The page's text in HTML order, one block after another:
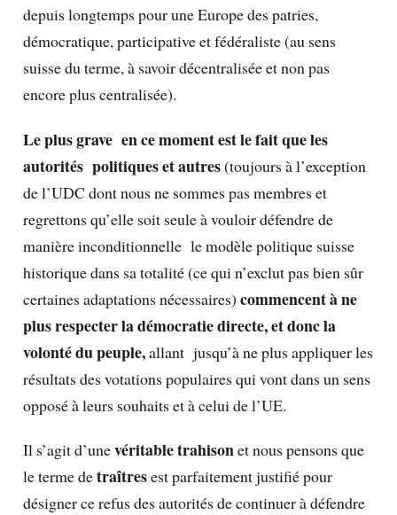
depuis longtemps pour une Europe des patries,
démocratique, participative et fédéraliste (au sens
suisse du terme, à savoir décentralisée et non pas
encore plus centralisée).
Le plus grave en ce moment est le fait que les
autorités politiques et autres(toujours à l’exception
de l’UDC dont nous ne sommes pas membres et
regrettons qu’elle soit seule à vouloir défendre de
manière inconditionnelle le modèle politique suisse
historique dans sa totalité (ce qui n’exclut pas bien sûr
certaines adaptations nécessaires) commencent à ne
plus respecter la démocratie directe, et donc la
volonté du peuple,allant jusqu’à ne plus appliquer les
résultats des votations populaires qui vont dans un sens
opposé à leurs souhaits et à celui de l’UE.
Il s’agit d’unevéritable trahisonet nous pensons que
le terme detraîtresest parfaitement justifié pour
désigner ce refus des autorités de continuer à défendre